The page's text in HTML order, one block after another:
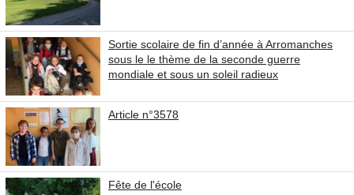
Sortie scolaire de fin d’année à Arromanches
sous le le thème de la seconde guerre
mondiale et sous un soleil radieux
Article n°3578
Fête de l'école